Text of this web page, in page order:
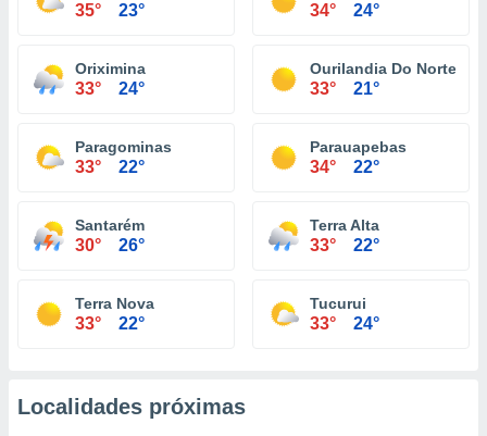
35° 23° 34° 24°
Oriximina
33° 24°
Ourilandia Do Norte
33° 21°
Paragominas
33° 22°
Parauapebas
34° 22°
Santarém
30° 26°
Terra Alta
33° 22°
Terra Nova
33° 22°
Tucurui
33° 24°
Localidades próximas